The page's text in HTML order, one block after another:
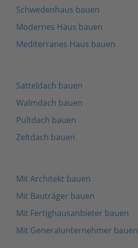
Schwedenhaus bauen
Modernes Haus bauen
Mediterranes Haus bauen
Satteldach bauen
Walmdach bauen
Pultdach bauen
Zeltdach bauen
Mit Architekt bauen
Mit Bauträger bauen
Mit Fertighausanbieter bauen
Mit Generalunternehmer bauen